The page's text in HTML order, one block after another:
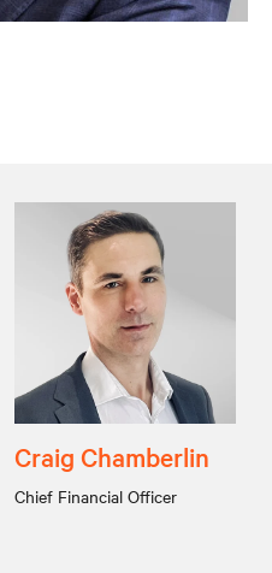
Craig Chamberlin
Chief Financial Officer